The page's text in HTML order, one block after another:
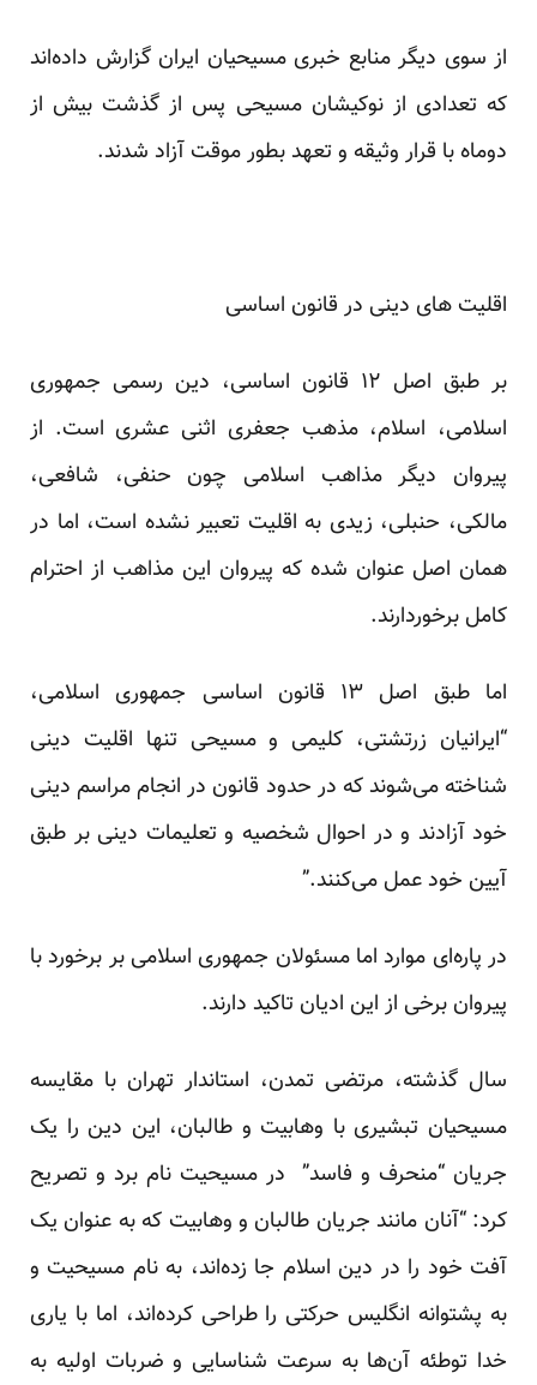
از سوی دیگر منابع خبری مسیحیان ایران گزارش داده‌اند
که تعدادی از نوکیشان مسیحی پس از گذشت بیش از
دوماه با قرار وثیقه و تعهد بطور موقت آزاد شدند.
اقلیت های دینی در قانون اساسی
بر طبق اصل ۱۲ قانون اساسی، دین رسمی جمهوری
اسلامی، اسلام، مذهب جعفری اثنی عشری است. از
پیروان دیگر مذاهب اسلامی چون حنفی، شافعی،
مالکی، حنبلی، زیدی به اقلیت تعبیر نشده است،‌ اما در‌‌
همان اصل عنوان شده که پیروان این مذاهب از احترام
کامل برخوردارند.
اما طبق اصل ۱۳ قانون اساسی جمهوری اسلامی،
“ایرانیان زرتشتی، کلیمی و مسیحی تنها اقلیت دینی
شناخته می‌شوند که در حدود قانون در انجام مراسم دینی
خود آزادند و در احوال شخصیه و تعلیمات دینی بر طبق
آیین خود عمل می‌کنند.”
در پاره‌ای موارد اما مسئولان جمهوری اسلامی بر برخورد با
پیروان برخی از این ادیان تاکید دارند.
سال گذشته، مرتضی تمدن، استاندار تهران با مقایسه
مسیحیان تبشیری با وهابیت و طالبان، این دین را یک
جریان “منحرف و فاسد” ‌ در مسیحیت نام برد و تصریح
کرد: “آنان مانند جریان طالبان و وهابیت که به عنوان یک
آفت خود را در دین اسلام جا زده‌اند، به نام مسیحیت و
به پشتوانه انگلیس حرکتی را طراحی کرده‌اند، اما با یاری
خدا توطئه آن‌ها به سرعت شناسایی و ضربات اولیه به